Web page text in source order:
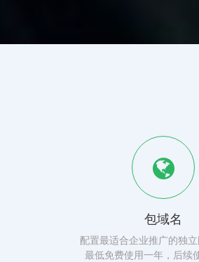
包域名
配置最适合企业推广的独立
最低免费使用一年，后续